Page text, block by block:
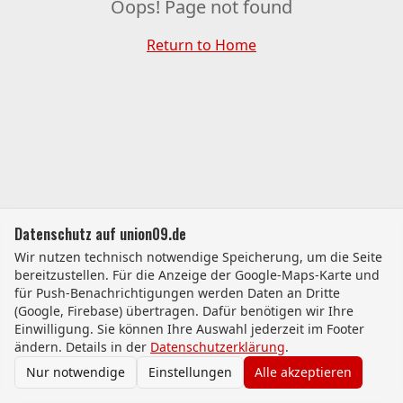
Oops! Page not found
Return to Home
Datenschutz auf union09.de
Wir nutzen technisch notwendige Speicherung, um die Seite
bereitzustellen. Für die Anzeige der Google-Maps-Karte und
für Push-Benachrichtigungen werden Daten an Dritte
(Google, Firebase) übertragen. Dafür benötigen wir Ihre
Einwilligung. Sie können Ihre Auswahl jederzeit im Footer
ändern. Details in der Datenschutzerklärung.
Nur notwendige
Einstellungen Alle akzeptieren